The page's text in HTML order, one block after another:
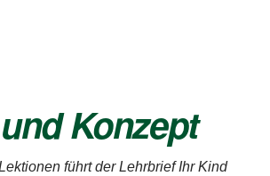
Konzept
führt der Lehrbrief Ihr Kind